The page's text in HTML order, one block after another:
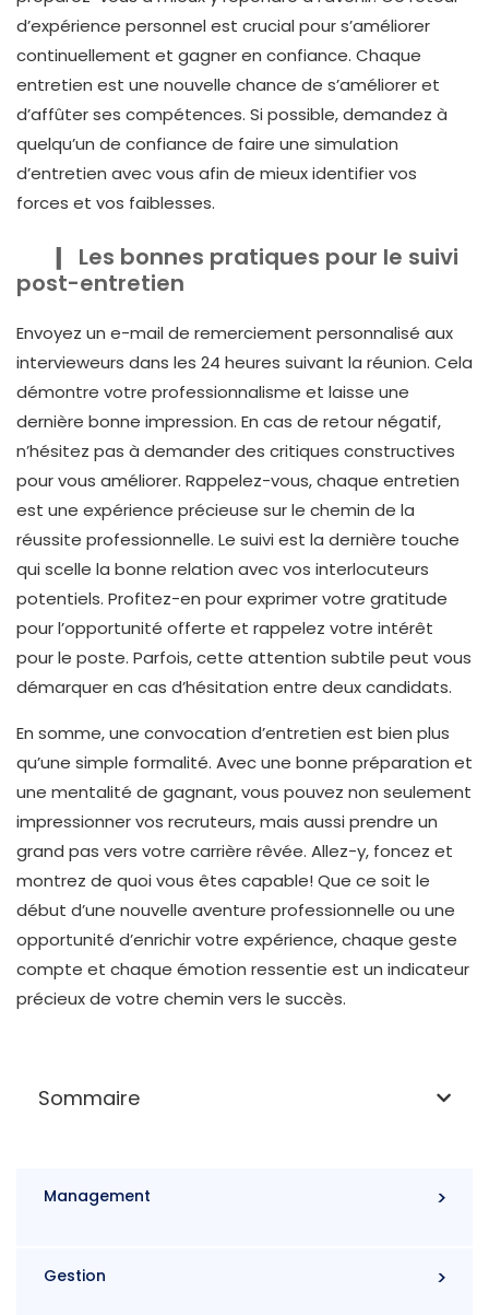
d’expérience personnel est crucial pour s’améliorer
continuellement et gagner en confiance. Chaque
entretien est une nouvelle chance de s’améliorer et
d’affûter ses compétences. Si possible, demandez à
quelqu’un de confiance de faire une simulation
d’entretien avec vous afin de mieux identifier vos
forces et vos faiblesses.
Les bonnes pratiques pour le suivi
post-entretien
Envoyez un e-mail de remerciement personnalisé aux
intervieweurs dans les 24 heures suivant la réunion. Cela
démontre votre professionnalisme et laisse une
dernière bonne impression. En cas de retour négatif,
n’hésitez pas à demander des critiques constructives
pour vous améliorer. Rappelez-vous, chaque entretien
est une expérience précieuse sur le chemin de la
réussite professionnelle. Le suivi est la dernière touche
qui scelle la bonne relation avec vos interlocuteurs
potentiels. Profitez-en pour exprimer votre gratitude
pour l’opportunité offerte et rappelez votre intérêt
pour le poste. Parfois, cette attention subtile peut vous
démarquer en cas d’hésitation entre deux candidats.
En somme, une convocation d’entretien est bien plus
qu’une simple formalité. Avec une bonne préparation et
une mentalité de gagnant, vous pouvez non seulement
impressionner vos recruteurs, mais aussi prendre un
grand pas vers votre carrière rêvée. Allez-y, foncez et
montrez de quoi vous êtes capable! Que ce soit le
début d’une nouvelle aventure professionnelle ou une
opportunité d’enrichir votre expérience, chaque geste
compte et chaque émotion ressentie est un indicateur
précieux de votre chemin vers le succès.
Sommaire
Management
Gestion